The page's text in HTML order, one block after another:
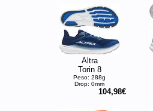
Altra
Torin 8
Peso: 288g
Drop: 0mm
104,98€